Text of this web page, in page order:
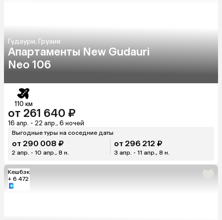
Гудаури, Грузия
Апартаменты New Gudauri
Neo 106
110 км
от 261 640 ₽
16 апр. - 22 апр., 6 ночей
Выгодные туры на соседние даты
от 290 008 ₽
2 апр. - 10 апр., 8 н.
от 296 212 ₽
3 апр. - 11 апр., 8 н.
Кешбэк
+ 6 472